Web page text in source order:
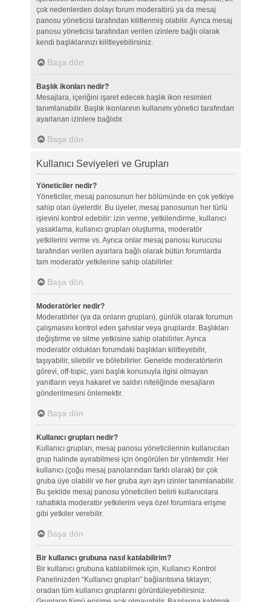
çok nedenlerden dolayı forum moderatörü ya da mesaj
panosu yöneticisi tarafından kilitlenmiş olabilir. Ayrıca mesaj
panosu yöneticisi tarafından verilen izinlere bağlı olarak
kendi başlıklarınızı kilitleyebilirsiniz.
Başa dön
Başlık ikonları nedir?
Mesajlara, içeriğini işaret edecek başlık ikon resimleri
tanımlanabilir. Başlık ikonlarının kullanımı yönetici tarafından
ayarlanan izinlere bağlıdır.
Başa dön
Kullanıcı Seviyeleri ve Grupları
Yöneticiler nedir?
Yöneticiler, mesaj panosunun her bölümünde en çok yetkiye
sahip olan üyelerdir. Bu üyeler, mesaj panosunun her türlü
işlevini kontrol edebilir: izin verme, yetkilendirme, kullanıcı
yasaklama, kullanıcı grupları oluşturma, moderatör
yetkilerini verme vs. Ayrıca onlar mesaj panosu kurucusu
tarafından verilen ayarlara bağlı olarak bütün forumlarda
tam moderatör yetkilerine sahip olabilirler.
Başa dön
Moderatörler nedir?
Moderatörler (ya da onların grupları), günlük olarak forumun
çalışmasını kontrol eden şahıslar veya gruplardır. Başlıkları
değiştirme ve silme yetkisine sahip olabilirler. Ayrıca
moderatör oldukları forumdaki başlıkları kilitleyebilir,
taşıyabilir, silebilir ve bölebilirler. Genelde moderatörlerin
görevi, off-topic, yani başlık konusuyla ilgisi olmayan
yanıtların veya hakaret ve saldırı niteliğinde mesajların
gönderilmesini önlemektir.
Başa dön
Kullanıcı grupları nedir?
Kullanıcı grupları, mesaj panosu yöneticilerinin kullanıcıları
grup halinde ayırabilmesi için öngörülen bir yöntemdir. Her
kullanıcı (çoğu mesaj panolarından farklı olarak) bir çok
gruba üye olabilir ve her gruba ayrı ayrı izinler tanımlanabilir.
Bu şekilde mesaj panosu yöneticileri belirli kullanıcılara
rahatlıkla moderatör yetkilerini veya özel forumlara erişme
gibi yetkiler verebilir.
Başa dön
Bir kullanıcı grubuna nasıl katılabilirim?
Bir kullanıcı grubuna katılabilmek için, Kullanıcı Kontrol
Panelinizden “Kullanıcı grupları” bağlantısına tıklayın;
oradan tüm kullanıcı gruplarını görüntüleyebilirsiniz.